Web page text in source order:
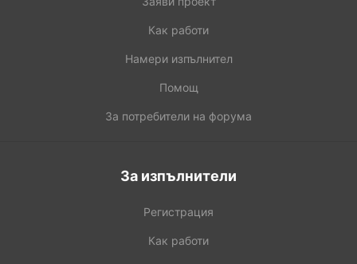
Как работи
Намери изпълнител
Помощ
За потребители на форума
За изпълнители
Регистрация
Как работи